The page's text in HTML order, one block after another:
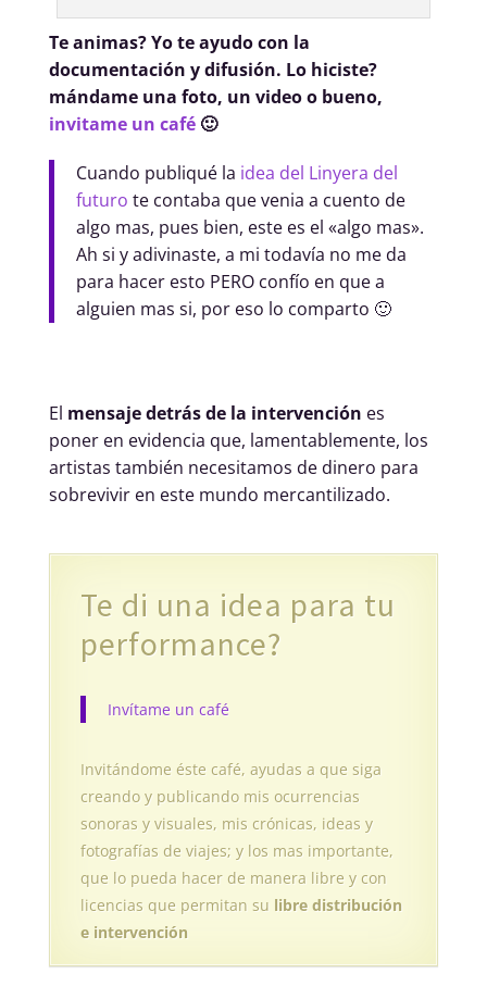
Te animas? Yo te ayudo con la
documentación y difusión. Lo hiciste?
mándame una foto, un video o bueno,
invitame un café🙂
Cuando publiqué la idea del Linyera del
futuro te contaba que venia a cuento de
algo mas, pues bien, este es el «algo mas».
Ah si y adivinaste, a mi todavía no me da
para hacer esto PERO confío en que a
alguien mas si, por eso lo comparto 🙂
El mensaje detrás de la intervención es
poner en evidencia que, lamentablemente, los
artistas también necesitamos de dinero para
sobrevivir en este mundo mercantilizado.
Te di una idea para tu
performance?
Invítame un café
Invitándome éste café, ayudas a que siga
creando y publicando mis ocurrencias
sonoras y visuales, mis crónicas, ideas y
fotografías de viajes; y los mas importante,
que lo pueda hacer de manera libre y con
licencias que permitan su libre distribución
e intervención